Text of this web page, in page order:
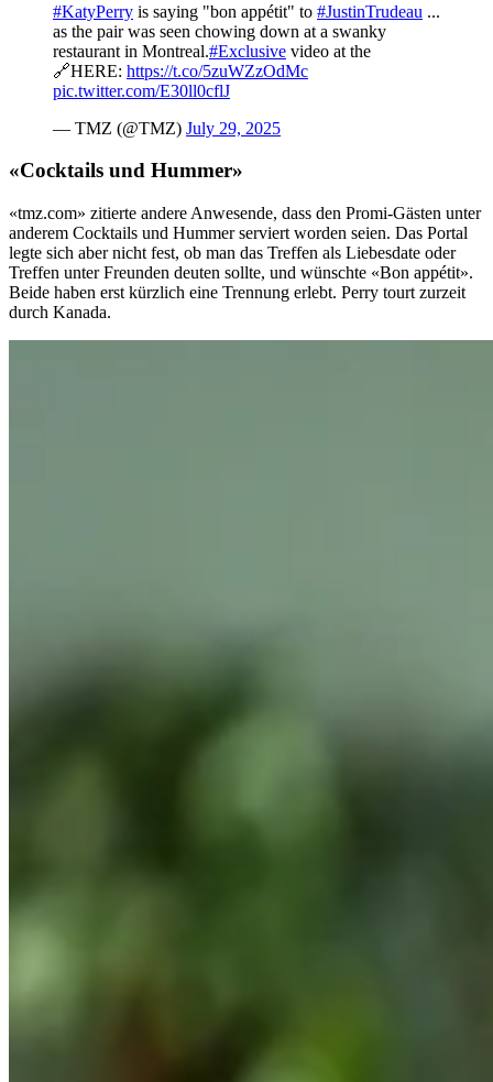
#KatyPerry is saying "bon appétit" to #JustinTrudeau ...
as the pair was seen chowing down at a swanky
restaurant in Montreal.#Exclusive video at the
🔗HERE: https://t.co/5zuWZzOdMc
pic.twitter.com/E30ll0cflJ
— TMZ (@TMZ) July 29, 2025
«Cocktails und Hummer»
«tmz.com» zitierte andere Anwesende, dass den Promi-Gästen unter
anderem Cocktails und Hummer serviert worden seien. Das Portal
legte sich aber nicht fest, ob man das Treffen als Liebesdate oder
Treffen unter Freunden deuten sollte, und wünschte «Bon appétit».
Beide haben erst kürzlich eine Trennung erlebt. Perry tourt zurzeit
durch Kanada.